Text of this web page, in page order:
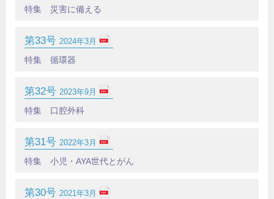
特集 災害に備える
第33号 2024年3月
特集 循環器
第32号 2023年9月
特集 口腔外科
第31号 2022年3月
特集 小児・AYA世代とがん
第30号 2021年3月